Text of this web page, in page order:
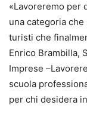
«Lavoreremo per
una categoria che
turisti che
Enrico Brambilla,
Imprese –
scuola
per chi desidera i